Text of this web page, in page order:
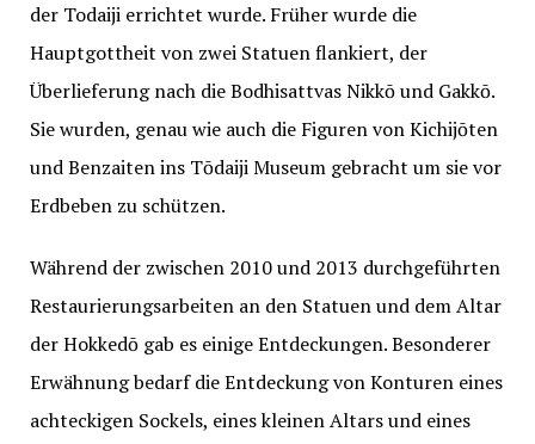
der Todaiji errichtet wurde. Früher wurde die
Hauptgottheit von zwei Statuen flankiert, der
Überlieferung nach die Bodhisattvas Nikkō und Gakkō.
Sie wurden, genau wie auch die Figuren von Kichijōten
und Benzaiten ins Tōdaiji Museum gebracht um sie vor
Erdbeben zu schützen.
Während der zwischen 2010 und 2013 durchgeführten
Restaurierungsarbeiten an den Statuen und dem Altar
der Hokkedō gab es einige Entdeckungen. Besonderer
Erwähnung bedarf die Entdeckung von Konturen eines
achteckigen Sockels, eines kleinen Altars und eines